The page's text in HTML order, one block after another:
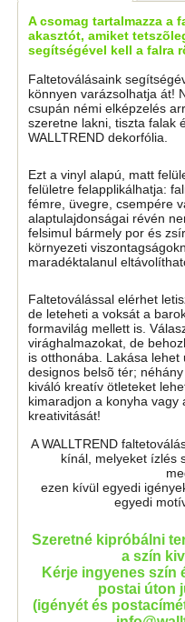
A csomag tartalmazza a
akasztót, amiket
segítségével kell a falra
Faltetoválásaink
könnyen varázsolhatja át!
csupán némi elképzelés
szeretne lakni, tiszta falak
WALLTREND dekorfólia.
Ezt a vinyl alapú, matt
felületre felapplikálhatja:
fémre, üvegre, csempére
alaptulajdonságai révén
felsimul bármely por és
környezeti
maradéktalanul
Faltetoválással elérhet
de leteheti a voksát a
formavilág mellett is.
virághalmazokat, de
is otthonába. Lakása
designos belsõ tér;
kiváló kreatív ötleteket
kimaradjon a konyha
kreativitását!
A WALLTREND
kínál, melyeket ízlés
ezen kívül egyedi
egyedi
Szeretné kipróbálni
a szín
Kérje ingyenes szín
postai úton
(igényét és